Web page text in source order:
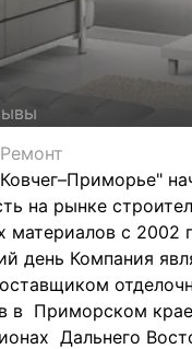
Ремонт
на рынке
материалов с 2002
день Компания
в Приморском
Дальнего